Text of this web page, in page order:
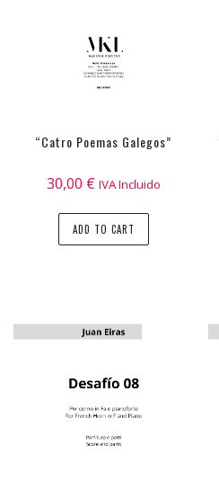
“Catro Poemas Galegos”
30,00 € IVA Incluido
ADD TO CART